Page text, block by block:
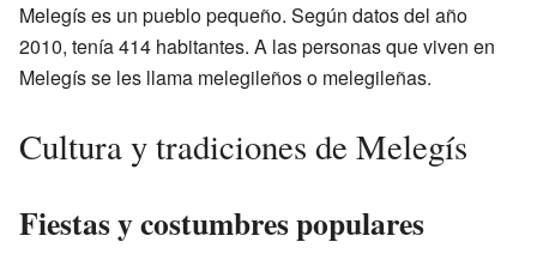
Melegís es un pueblo pequeño. Según datos del año
2010, tenía 414 habitantes. A las personas que viven en
Melegís se les llama melegileños o melegileñas.
Cultura y tradiciones de Melegís
Fiestas y costumbres populares